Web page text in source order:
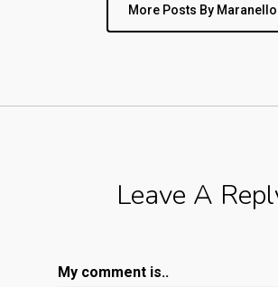
More Posts By Maranello
Leave A
My comment is..